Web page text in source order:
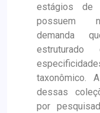
estágios de
possuem
demanda
taxonômico.
dessas
por